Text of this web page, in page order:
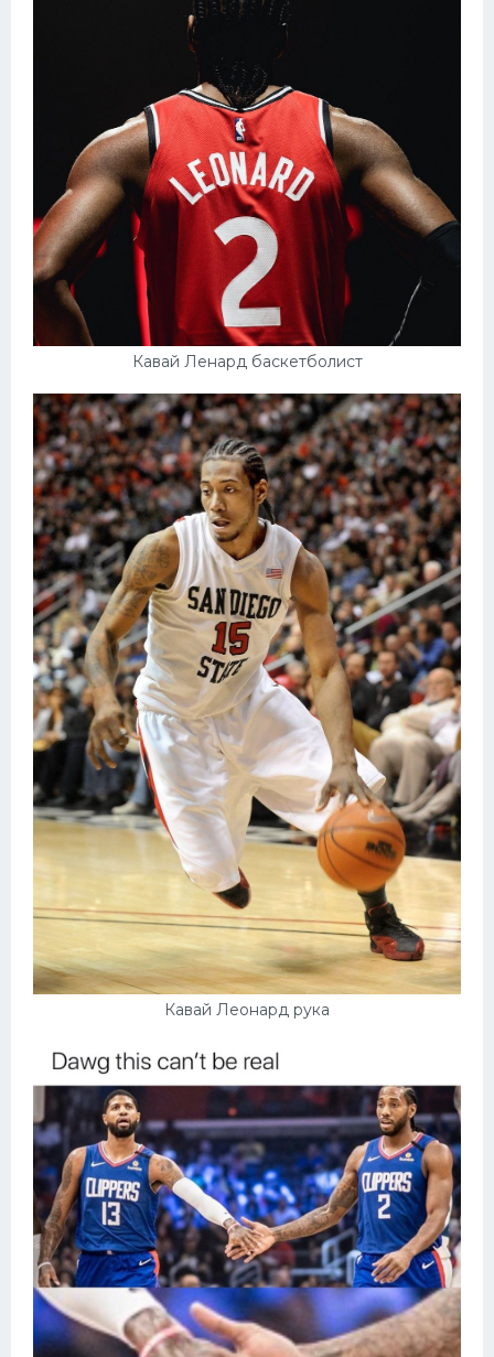
Кавай Ленард баскетболист
Кавай Леонард рука